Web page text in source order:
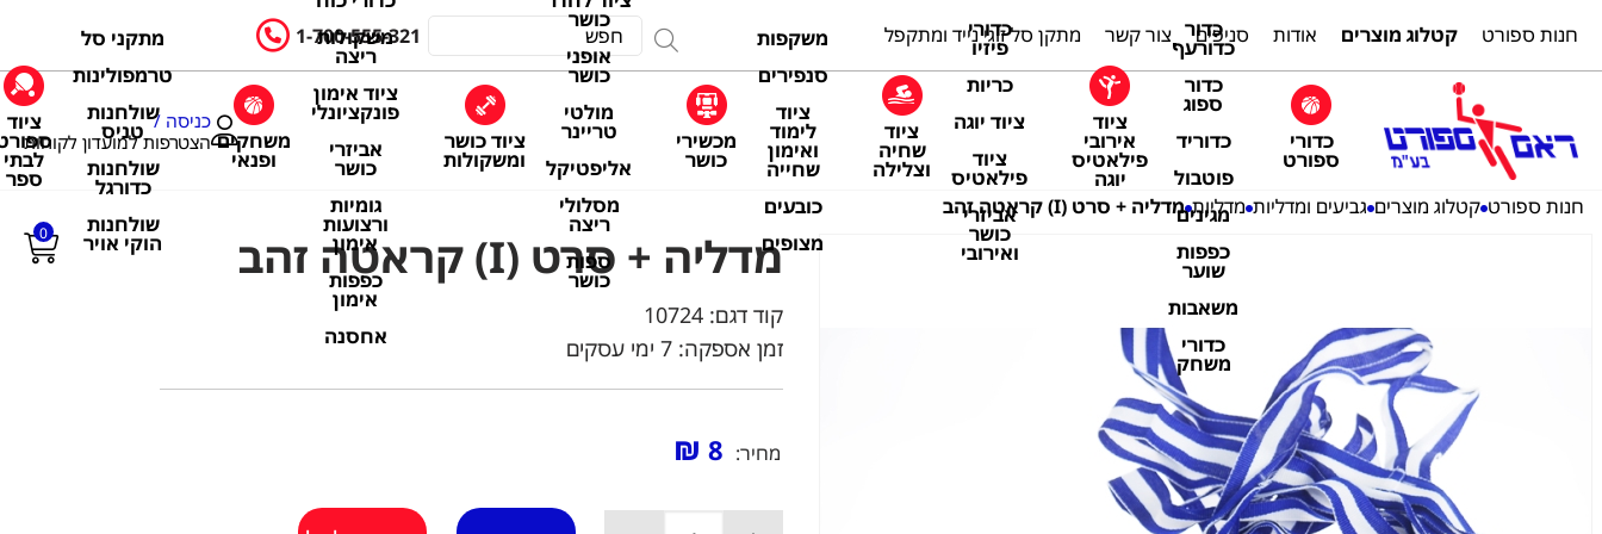
חנות ספורט קטלוג מוצרים אודות סניפים צור קשר מתקן סל זוגי נייד ומתקפל 1-700-555-321
כדורי
ספורט
כדור
כדורעף
כדור
ספוג
כדוריד
פוטבול
מגינים
כפפות
שוער
משאבות
כדורי
משחק
ציוד
אירובי
פילאטיס
יוגה
כדורי
פיזיו
כריות
ציוד יוגה
ציוד
פילאטיס
אביזרי
כושר
ואירובי
ציוד
שחיה
וצלילה
משקפות
סנפירים
ציוד
לימוד
ואימון
שחייה
כובעים
מצופים
מכשירי
כושר
כושר
אופני
כושר
מולטי
טריינר
אליפטיקל
מסלולי
ריצה
ספות
כושר
ציוד כושר
ומשקולות
משקולות
ריצה
ציוד אימון
פונקציונלי
אביזרי
כושר
גומיות
ורצועות
אימון
כפפות
אימון
אחסנה
משחקים
ופנאי
מתקני סל
טרמפולינות
שולחנות
טניס
שולחנות
כדורגל
שולחנות
הוקי אויר
ציוד
לבתי
ספר
כניסה /
הצטרפות למועדון לקוחות
0
חנות ספורט קטלוג מוצרים גביעים ומדליות מדליות מדליה + סרט (I) קראטה זהב
מדליה + סרט (I) קראטה זהב
קוד דגם: 10724
זמן אספקה: 7 ימי עסקים
מחיר: 8
₪